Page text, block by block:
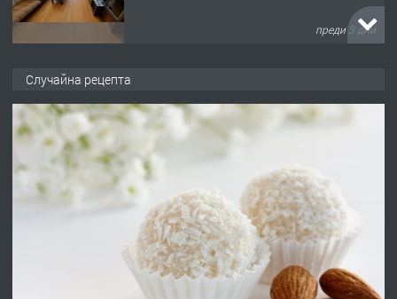
преди 3 дни
АПАРТАМЕНТ В ЦЕНТЪРА НА ГР.
ХАСКОВО
ПРЕДЛАГА Давам гараж под наем
преди 4 дни
Случайна рецепта